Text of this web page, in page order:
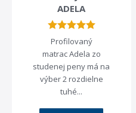
ADELA
Profilovaný
matrac Adela zo
studenej peny má na
výber 2 rozdielne
tuhé...